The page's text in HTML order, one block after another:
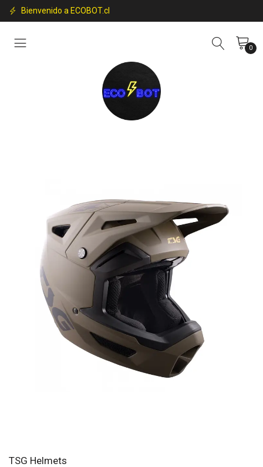
Bienvenido a ECOBOT.cl
0
TSG Helmets